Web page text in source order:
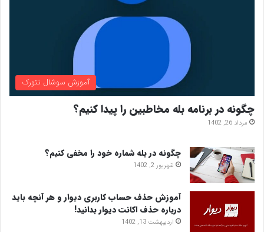
آموزش سوشال نتورک
چگونه در برنامه بله مخاطبین را پیدا کنیم؟
مرداد 26, 1402
چگونه در بله شماره خود را مخفی کنیم؟
شهریور 2, 1402
آموزش حذف حساب کاربری دیوار و هر آنچه باید
درباره حذف اکانت دیوار بدانید!
اردیبهشت 13, 1402